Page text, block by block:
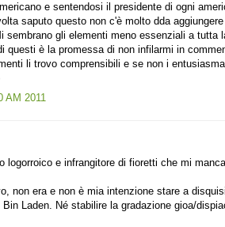
e sentendosi il presidente di ogni
saputo questo non c'è molto dda
sembrano gli elementi meno essenziali a tutta
questi è la promessa di non infilarmi in
li trovo comprensibili e se non i
AM 2011
logorroico e infrangitore di fioretti che mi
non era e non è mia intenzione stare a
Laden. Né stabilire la gradazione gioa/